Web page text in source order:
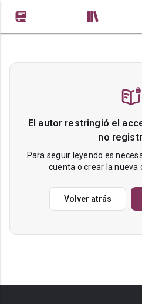
El autor restringió el
no
Para seguir leyendo es
cuenta o crear la nueva
Volver atrás